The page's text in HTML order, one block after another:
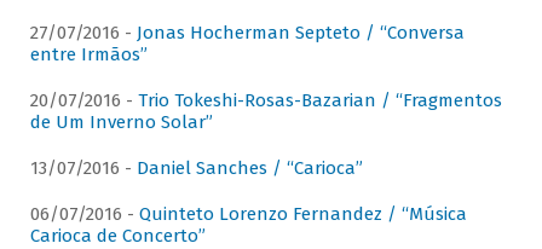
27/07/2016 - Jonas Hocherman Septeto / “Conversa
entre Irmãos”
20/07/2016 - Trio Tokeshi-Rosas-Bazarian / “Fragmentos
de Um Inverno Solar”
13/07/2016 - Daniel Sanches / “Carioca”
06/07/2016 - Quinteto Lorenzo Fernandez / “Música
Carioca de Concerto”